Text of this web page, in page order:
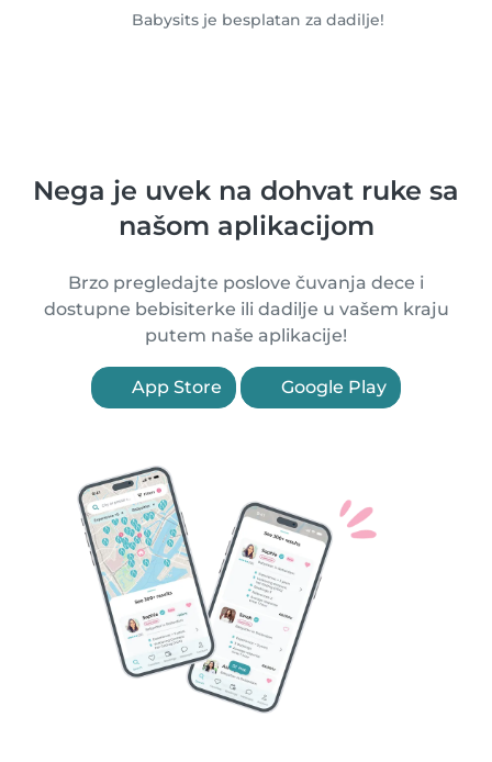
Babysits je besplatan za dadilje!
Nega je uvek na dohvat ruke sa
našom aplikacijom
Brzo pregledajte poslove čuvanja dece i
dostupne bebisiterke ili dadilje u vašem kraju
putem naše aplikacije!
App Store Google Play